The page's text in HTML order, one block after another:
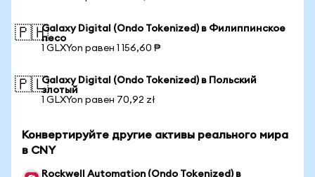
🇵🇭Galaxy Digital (Ondo Tokenized) в Филиппинское
песо
1 GLXYon равен 1 156,60 ₱
🇵🇱Galaxy Digital (Ondo Tokenized) в Польский
злотый
1 GLXYon равен 70,92 zł
Конвертируйте другие активы реального мира
в CNY
Rockwell Automation (Ondo Tokenized) в